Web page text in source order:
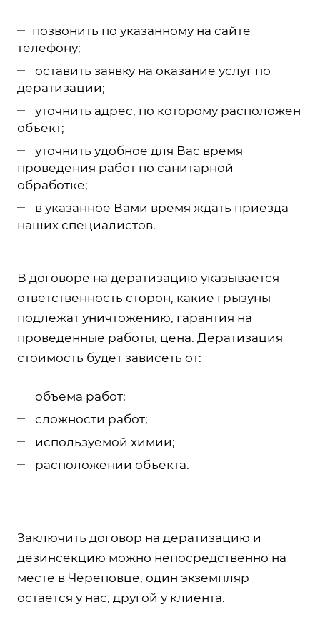
позвонить по указанному на сайте
телефону;
оставить заявку на оказание услуг по
дератизации;
уточнить адрес, по которому расположен
объект;
уточнить удобное для Вас время
проведения работ по санитарной
обработке;
в указанное Вами время ждать приезда
наших специалистов.
В договоре на дератизацию указывается
ответственность сторон, какие грызуны
подлежат уничтожению, гарантия на
проведенные работы, цена. Дератизация
стоимость будет зависеть от:
объема работ;
сложности работ;
используемой химии;
расположении объекта.
Заключить договор на дератизацию и
дезинсекцию можно непосредственно на
месте в Череповце, один экземпляр
остается у нас, другой у клиента.